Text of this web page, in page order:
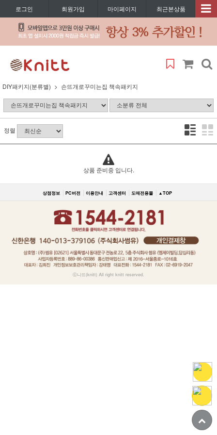
로그인 회원가입 마이페이지 최근본상품
DIY패키지(분류별) 손뜨개로꾸미는집 책속패키지
정렬
상품 준비중 입니다.
상점정보 PC버전 이용안내 고객센터 도매전용몰 ▲TOP
ⓒ니뜨(knitt) All right knitt reserved.